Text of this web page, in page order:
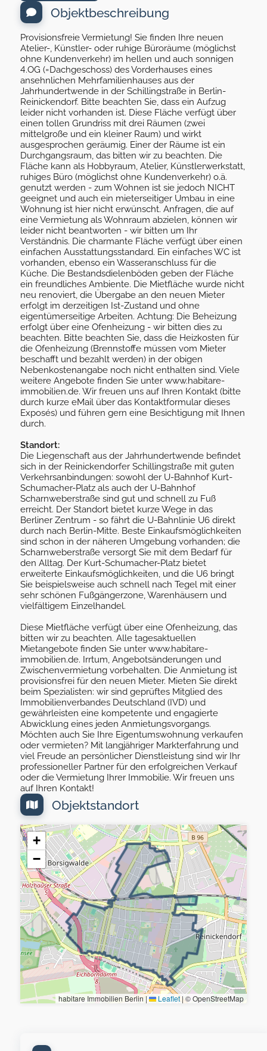
Objektbeschreibung
Provisionsfreie Vermietung! Sie finden Ihre neuen
Atelier-, Künstler- oder ruhige Büroräume (möglichst
ohne Kundenverkehr) im hellen und auch sonnigen
4.OG (=Dachgeschoss) des Vorderhauses eines
ansehnlichen Mehrfamilienhauses aus der
Jahrhundertwende in der Schillingstraße in Berlin-
Reinickendorf. Bitte beachten Sie, dass ein Aufzug
leider nicht vorhanden ist. Diese Fläche verfügt über
einen tollen Grundriss mit drei Räumen (zwei
mittelgroße und ein kleiner Raum) und wirkt
ausgesprochen geräumig. Einer der Räume ist ein
Durchgangsraum, das bitten wir zu beachten. Die
Fläche kann als Hobbyraum, Atelier, Künstlerwerkstatt,
ruhiges Büro (möglichst ohne Kundenverkehr) o.ä.
genutzt werden - zum Wohnen ist sie jedoch NICHT
geeignet und auch ein mieterseitiger Umbau in eine
Wohnung ist hier nicht erwünscht. Anfragen, die auf
eine Vermietung als Wohnraum abzielen, können wir
leider nicht beantworten - wir bitten um Ihr
Verständnis. Die charmante Fläche verfügt über einen
einfachen Ausstattungsstandard. Ein einfaches WC ist
vorhanden, ebenso ein Wasseranschluss für die
Küche. Die Bestandsdielenböden geben der Fläche
ein freundliches Ambiente. Die Mietfläche wurde nicht
neu renoviert, die Übergabe an den neuen Mieter
erfolgt im derzeitigen Ist-Zustand und ohne
eigentümerseitige Arbeiten. Achtung: Die Beheizung
erfolgt über eine Ofenheizung - wir bitten dies zu
beachten. Bitte beachten Sie, dass die Heizkosten für
die Ofenheizung (Brennstoffe müssen vom Mieter
beschafft und bezahlt werden) in der obigen
Nebenkostenangabe noch nicht enthalten sind. Viele
weitere Angebote finden Sie unter www.habitare-
immobilien.de. Wir freuen uns auf Ihren Kontakt (bitte
durch kurze eMail über das Kontaktformular dieses
Exposés) und führen gern eine Besichtigung mit Ihnen
durch.
Standort:
Die Liegenschaft aus der Jahrhundertwende befindet
sich in der Reinickendorfer Schillingstraße mit guten
Verkehrsanbindungen: sowohl der U-Bahnhof Kurt-
Schumacher-Platz als auch der U-Bahnhof
Scharnweberstraße sind gut und schnell zu Fuß
erreicht. Der Standort bietet kurze Wege in das
Berliner Zentrum - so fährt die U-Bahnlinie U6 direkt
durch nach Berlin-Mitte. Beste Einkaufsmöglichkeiten
sind schon in der näheren Umgebung vorhanden; die
Scharnweberstraße versorgt Sie mit dem Bedarf für
den Alltag. Der Kurt-Schumacher-Platz bietet
erweiterte Einkaufsmöglichkeiten, und die U6 bringt
Sie beispielsweise auch schnell nach Tegel mit einer
sehr schönen Fußgängerzone, Warenhäusern und
vielfältigem Einzelhandel.
Diese Mietfläche verfügt über eine Ofenheizung, das
bitten wir zu beachten. Alle tagesaktuellen
Mietangebote finden Sie unter www.habitare-
immobilien.de. Irrtum, Angebotsänderungen und
Zwischenvermietung vorbehalten. Die Anmietung ist
provisionsfrei für den neuen Mieter. Mieten Sie direkt
beim Spezialisten: wir sind geprüftes Mitglied des
Immobilienverbandes Deutschland (IVD) und
gewährleisten eine kompetente und engagierte
Abwicklung eines jeden Anmietungsvorgangs.
Möchten auch Sie Ihre Eigentumswohnung verkaufen
oder vermieten? Mit langjähriger Markterfahrung und
viel Freude an persönlicher Dienstleistung sind wir Ihr
professioneller Partner für den erfolgreichen Verkauf
oder die Vermietung Ihrer Immobilie. Wir freuen uns
auf Ihren Kontakt!
Objektstandort
+
−
habitare Immobilien Berlin | Leaflet |© OpenStreetMap